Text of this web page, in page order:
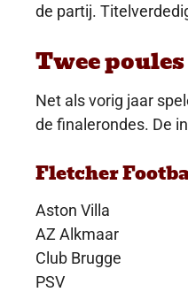
de partij.
Twee poules
Net als vorig jaar
de finalerondes. De
Fletcher
Aston Villa
AZ Alkmaar
Club Brugge
PSV